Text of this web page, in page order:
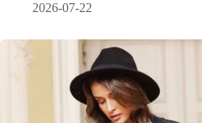
2026-07-22